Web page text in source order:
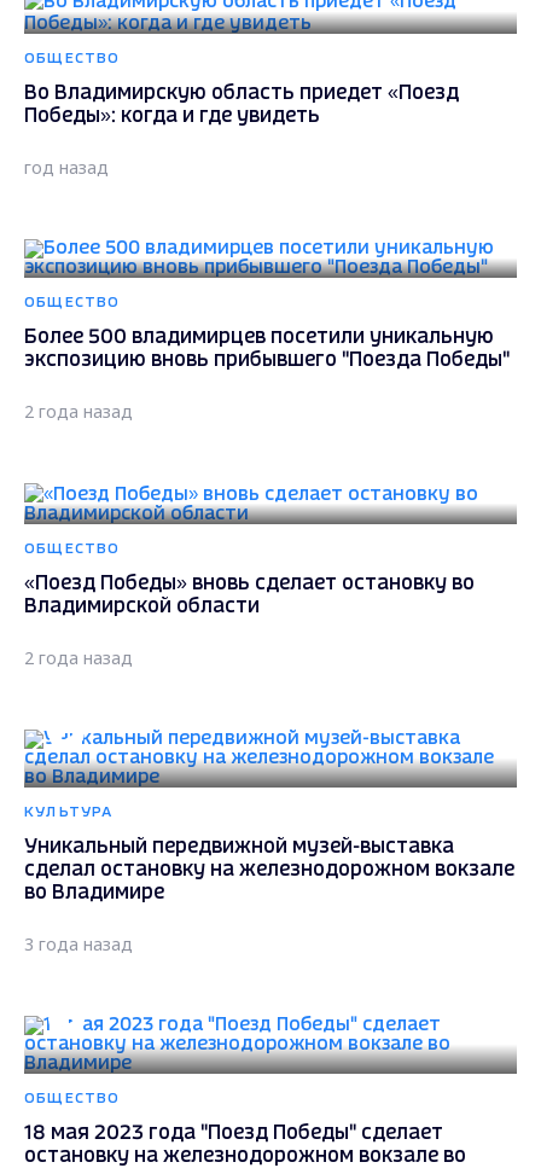
ОБЩЕСТВО
Во Владимирскую область приедет «Поезд
Победы»: когда и где увидеть
год назад
ОБЩЕСТВО
Более 500 владимирцев посетили уникальную
экспозицию вновь прибывшего "Поезда Победы"
2 года назад
ОБЩЕСТВО
«Поезд Победы» вновь сделает остановку во
Владимирской области
2 года назад
КУЛЬТУРА
Уникальный передвижной музей-выставка
сделал остановку на железнодорожном вокзале
во Владимире
3 года назад
ОБЩЕСТВО
18 мая 2023 года "Поезд Победы" сделает
остановку на железнодорожном вокзале во